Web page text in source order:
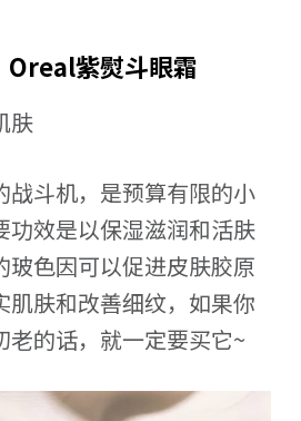
紫熨斗眼霜
肤
战斗机，是预算有限的小
功效是以保湿滋润和活肤
玻色因可以促进皮肤胶原
肌肤和改善细纹，如果你
老的话，就一定要买它~